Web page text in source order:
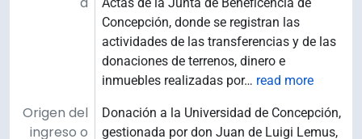
Concepción, donde se registran las
actividades de las transferencias y de las
donaciones de terrenos, dinero e
inmuebles realizadas por… read more
Origen del
ingreso o
Donación a la Universidad de Concepción,
gestionada por don Juan de Luigi Lemus,